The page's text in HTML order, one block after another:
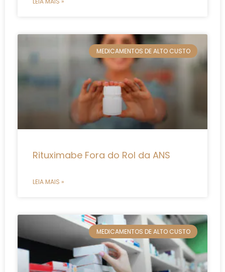
MEDICAMENTOS DE ALTO CUSTO
Rituximabe Fora do Rol da ANS
LEIA MAIS »
MEDICAMENTOS DE ALTO CUSTO